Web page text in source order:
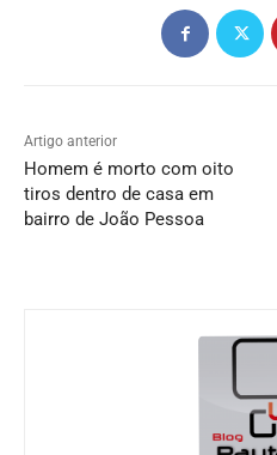
Artigo anterior
Homem é morto com oito
tiros dentro de casa em
bairro de João Pessoa